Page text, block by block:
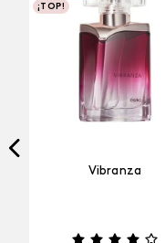
¡TOP!
Vibranza